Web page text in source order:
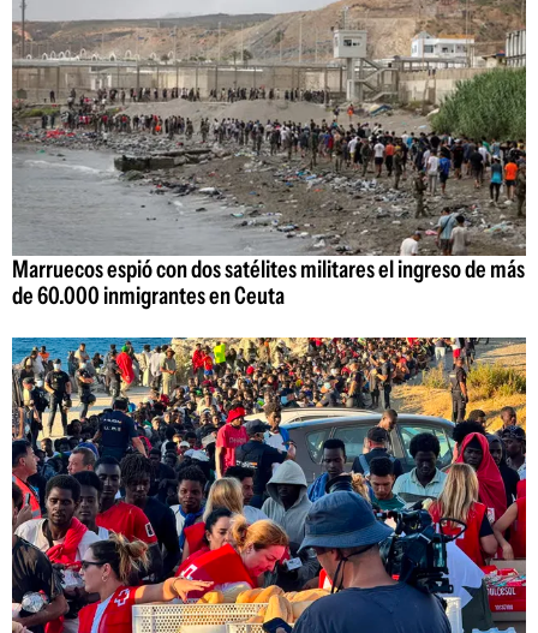
Marruecos espió con dos satélites militares el ingreso de más
de 60.000 inmigrantes en Ceuta